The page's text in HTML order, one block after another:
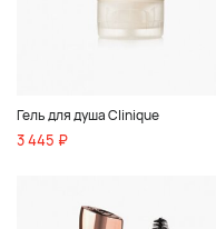
Гель для душа Clinique
3 445 ₽